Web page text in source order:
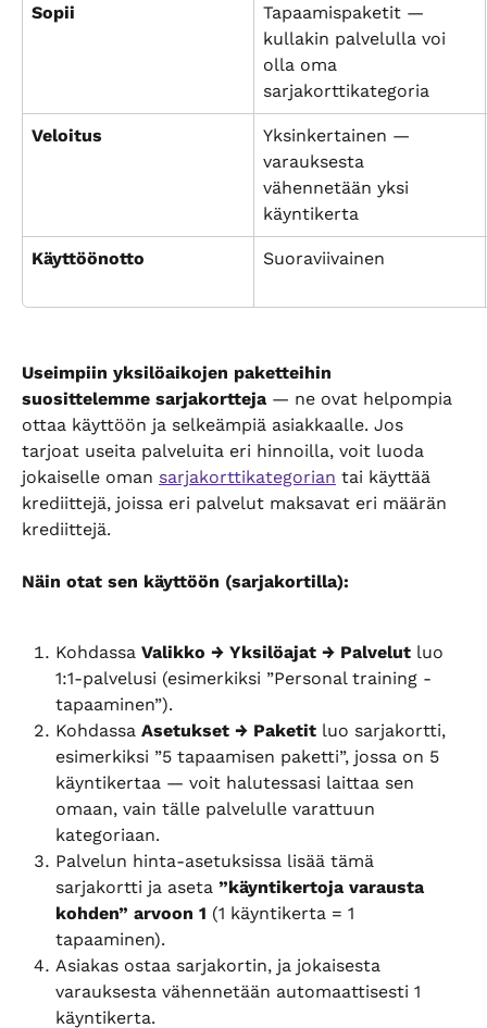
Sopii
Tapaamispaketit —
kullakin palvelulla voi
olla oma
sarjakorttikategoria
Veloitus
Yksinkertainen —
varauksesta
vähennetään yksi
käyntikerta
Käyttöönotto Suoraviivainen
Useimpiin yksilöaikojen paketteihin
suosittelemme sarjakortteja — ne ovat helpompia
ottaa käyttöön ja selkeämpiä asiakkaalle. Jos
tarjoat useita palveluita eri hinnoilla, voit luoda
jokaiselle oman sarjakorttikategorian tai käyttää
krediittejä, joissa eri palvelut maksavat eri määrän
krediittejä.
Näin otat sen käyttöön (sarjakortilla):
Kohdassa Valikko → Yksilöajat → Palvelut luo
1:1-palvelusi (esimerkiksi ”Personal training -
tapaaminen”).
Kohdassa Asetukset → Paketit luo sarjakortti,
esimerkiksi ”5 tapaamisen paketti”, jossa on 5
käyntikertaa — voit halutessasi laittaa sen
omaan, vain tälle palvelulle varattuun
kategoriaan.
Palvelun hinta-asetuksissa lisää tämä
sarjakortti ja aseta ”käyntikertoja varausta
kohden” arvoon 1 (1 käyntikerta = 1
tapaaminen).
Asiakas ostaa sarjakortin, ja jokaisesta
varauksesta vähennetään automaattisesti 1
käyntikerta.